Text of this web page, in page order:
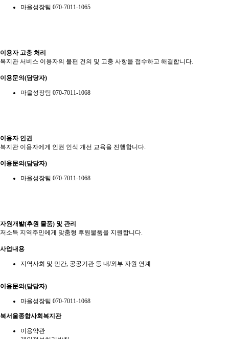
마을성장팀 070-7011-1065
이용자 고충 처리
복지관 서비스 이용자의 불편 건의 및 고충 사항을 접수하고 해결합니다.
이용문의(담당자)
마을성장팀 070-7011-1068
이용자 인권
복지관 이용자에게 인권 인식 개선 교육을 진행합니다.
이용문의(담당자)
마을성장팀 070-7011-1068
자원개발(후원 물품) 및 관리
저소득 지역주민에게 맞춤형 후원물품을 지원합니다.
사업내용
지역사회 및 민간, 공공기관 등 내/외부 자원 연계
이용문의(담당자)
마을성장팀 070-7011-1068
북서울종합사회복지관
이용약관